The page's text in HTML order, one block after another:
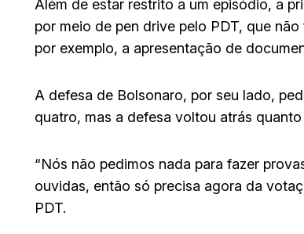
Além de estar restrito a um episódio, a
por meio de pen drive pelo PDT, que
por exemplo, a apresentação de
A defesa de Bolsonaro, por seu lado,
quatro, mas a defesa voltou atrás
“Nós não pedimos nada para fazer
ouvidas, então só precisa agora da
PDT.